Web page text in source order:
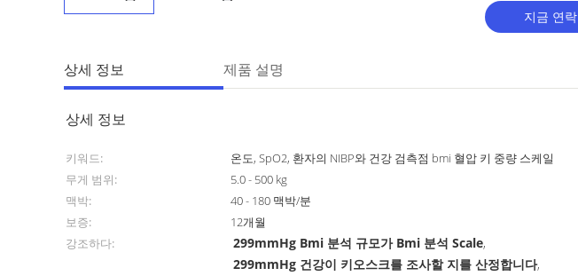
지금 연락
상세 정보 제품 설명
상세 정보
키워드: 온도, SpO2, 환자의 NIBP와 건강 검측점 bmi 혈압 키 중량 스케일
무게 범위:
5.0 - 500 kg
맥박:
40 - 180 맥박/분
보증:
12개월
강조하다:
299mmHg Bmi 분석 규모가 Bmi 분석 Scale,
299mmHg 건강이 키오스크를 조사할 지를 산정합니다,